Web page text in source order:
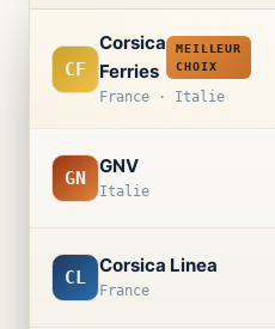
CF
Corsica
Ferries
MEILLEUR
CHOIX
France · Italie
GN
GNV
Italie
CL
Corsica Linea
France